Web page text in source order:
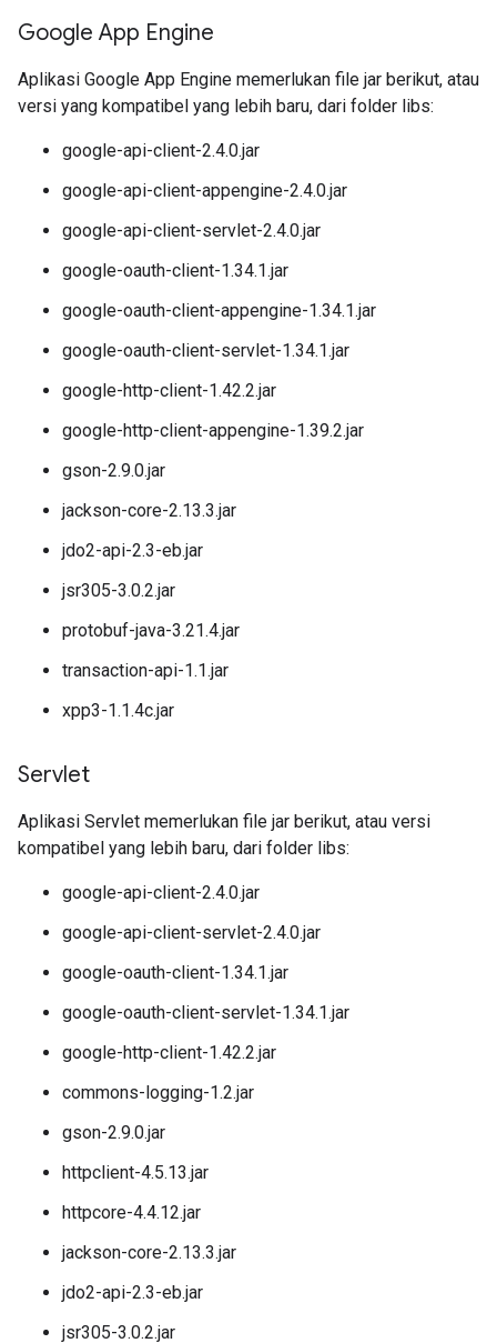
Google App Engine
Aplikasi Google App Engine memerlukan file jar berikut, atau
versi yang kompatibel yang lebih baru, dari folder libs:
google-api-client-2.4.0.jar
google-api-client-appengine-2.4.0.jar
google-api-client-servlet-2.4.0.jar
google-oauth-client-1.34.1.jar
google-oauth-client-appengine-1.34.1.jar
google-oauth-client-servlet-1.34.1.jar
google-http-client-1.42.2.jar
google-http-client-appengine-1.39.2.jar
gson-2.9.0.jar
jackson-core-2.13.3.jar
jdo2-api-2.3-eb.jar
jsr305-3.0.2.jar
protobuf-java-3.21.4.jar
transaction-api-1.1.jar
xpp3-1.1.4c.jar
Servlet
Aplikasi Servlet memerlukan file jar berikut, atau versi
kompatibel yang lebih baru, dari folder libs:
google-api-client-2.4.0.jar
google-api-client-servlet-2.4.0.jar
google-oauth-client-1.34.1.jar
google-oauth-client-servlet-1.34.1.jar
google-http-client-1.42.2.jar
commons-logging-1.2.jar
gson-2.9.0.jar
httpclient-4.5.13.jar
httpcore-4.4.12.jar
jackson-core-2.13.3.jar
jdo2-api-2.3-eb.jar
jsr305-3.0.2.jar